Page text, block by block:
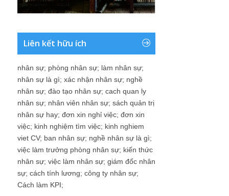
Liên kết hữu ích
nhân sự; phòng nhân sự; làm nhân sự;
nhân sự là gì; xác nhận nhân sự; nghề
nhân sự; đào tạo nhân sự; cach quan ly
nhân sự; nhân viên nhân sự; sách quản trị
nhân sự hay; đơn xin nghỉ việc; đơn xin
việc; kinh nghiệm tìm việc; kinh nghiem
viet CV; ban nhân sự; nghề nhân sự là gì;
việc làm trưởng phòng nhân sự; kiến thức
nhân sự; việc làm nhân sự; giám đốc nhân
sự; cách tính lương; công ty nhân sự;
Cách làm KPI;